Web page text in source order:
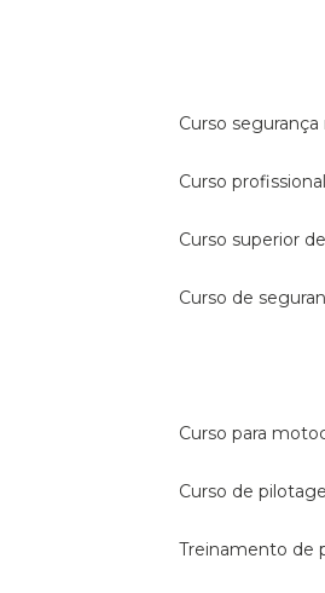
curso
curso
curso superior
curso de
curso para
curso de
treinamento de